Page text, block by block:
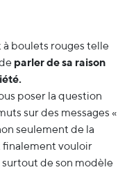
boulets rouges telle
parler de sa raison
poser la question
sur des messages «
seulement de la
finalement vouloir
de son modèle